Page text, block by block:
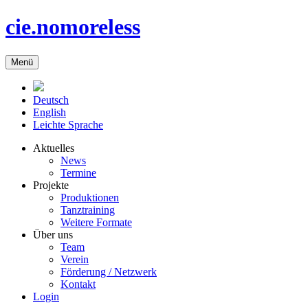
cie.nomoreless
Menü
Deutsch
English
Leichte Sprache
Aktuelles
News
Termine
Projekte
Produktionen
Tanztraining
Weitere Formate
Über uns
Team
Verein
Förderung / Netzwerk
Kontakt
Login